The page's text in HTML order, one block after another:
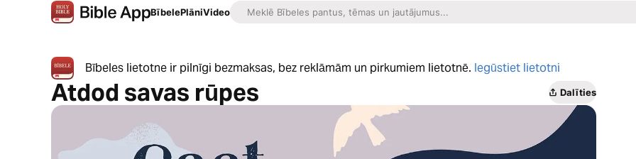
BībelePlāniVideo
Bībeles lietotne ir pilnīgi bezmaksas, bez reklāmām un pirkumiem lietotnē. Iegūstiet lietotni
Atdod savas rūpes Dalīties